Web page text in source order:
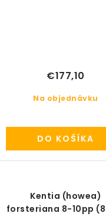
Na objednávku
€177,10
DO KOŠÍKA
Kentia (howea)
forsteriana 8-10pp